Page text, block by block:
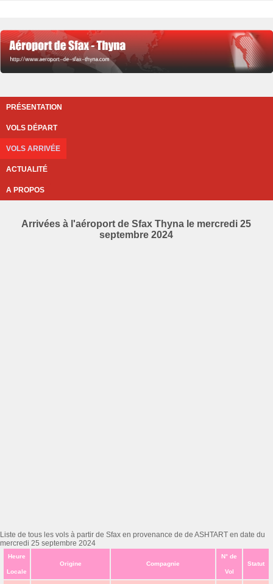
PRÉSENTATION
VOLS DÉPART
VOLS ARRIVÉE
ACTUALITÉ
A PROPOS
Arrivées à l'aéroport de Sfax Thyna le mercredi 25
septembre 2024
Liste de tous les vols à partir de Sfax en provenance de de ASHTART en date du
mercredi 25 septembre 2024
Heure
Locale
Origine Compagnie
N° de
Vol
Statut